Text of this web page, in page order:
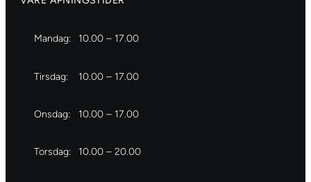
Mandag: 10.00 – 17.00
Tirsdag: 10.00 – 17.00
Onsdag: 10.00 – 17.00
Torsdag: 10.00 – 20.00